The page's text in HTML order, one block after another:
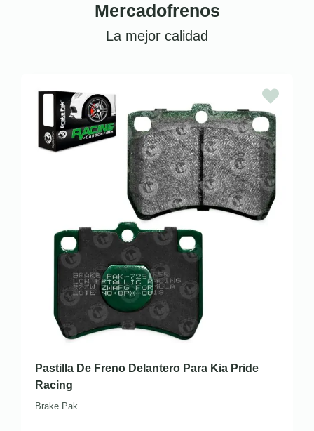
Mercadofrenos
La mejor calidad
Pastilla De Freno Delantero Para Kia Pride
Racing
Brake Pak